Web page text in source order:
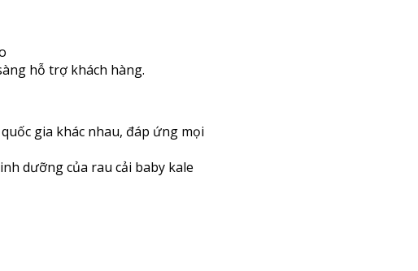
hỗ trợ khách hàng.
gia khác nhau, đáp ứng mọi
dưỡng của rau cải baby kale